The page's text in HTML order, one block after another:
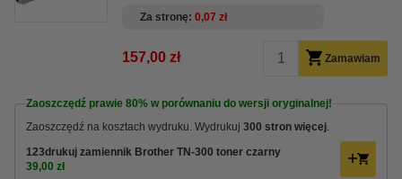
Za stronę 0,07 zł
157,00 zł Zamawiam
Zaoszczędź prawie 80% w porównaniu do wersji oryginalnej!
Zaoszczędź na kosztach wydruku. Wydrukuj 300 stron więcej.
123drukuj zamiennik Brother TN-300 toner czarny
39,00 zł